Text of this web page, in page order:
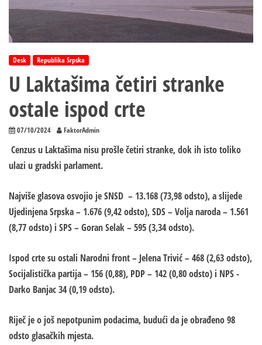
Desk Republika Srpska
U Laktašima četiri stranke
ostale ispod crte
07/10/2024 FaktorAdmin
Cenzus u Laktašima nisu prošle četiri stranke, dok ih isto toliko
ulazi u gradski parlament.
Najviše glasova osvojio je SNSD – 13.168 (73,98 odsto), a slijede
Ujedinjena Srpska – 1.676 (9,42 odsto), SDS – Volja naroda – 1.561
(8,77 odsto) i SPS – Goran Selak – 595 (3,34 odsto).
Ispod crte su ostali Narodni front – Jelena Trivić – 468 (2,63 odsto),
Socijalistička partija – 156 (0,88), PDP – 142 (0,80 odsto) i NPS -
Darko Banjac 34 (0,19 odsto).
Riječ je o još nepotpunim podacima, budući da je obrađeno 98
odsto glasačkih mjesta.